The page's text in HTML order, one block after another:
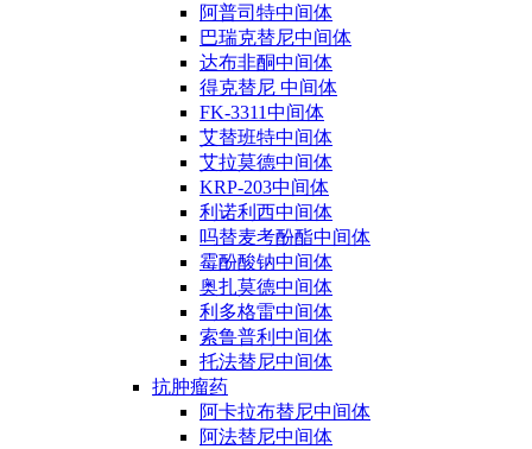
阿普司特中间体
巴瑞克替尼中间体
达布非酮中间体
得克替尼 中间体
FK-3311中间体
艾替班特中间体
艾拉莫德中间体
KRP-203中间体
利诺利西中间体
吗替麦考酚酯中间体
霉酚酸钠中间体
奥扎莫德中间体
利多格雷中间体
索鲁普利中间体
托法替尼中间体
抗肿瘤药
阿卡拉布替尼中间体
阿法替尼中间体